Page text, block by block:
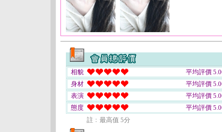
相貌
平均評價
身材
平均評價
表演
平均評價
態度
平均評價
註﹕最高值 5分